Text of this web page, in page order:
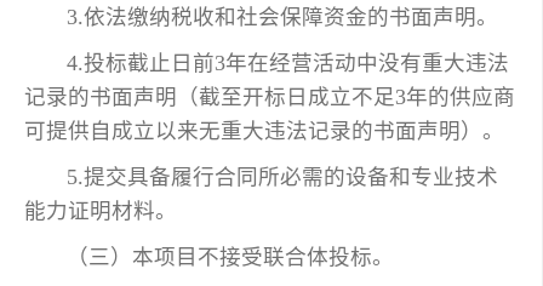
3.依法缴纳税收和社会保障资金的书面声明。
4.投标截止日前3年在经营活动中没有重大违法
记录的书面声明（截至开标日成立不足3年的供应商
可提供自成立以来无重大违法记录的书面声明）。
5.提交具备履行合同所必需的设备和专业技术
能力证明材料。
（三）本项目不接受联合体投标。